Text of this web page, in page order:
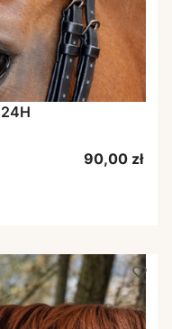
HARRY'S naczółek RAINBOW 24H
Cena
90,00 zł